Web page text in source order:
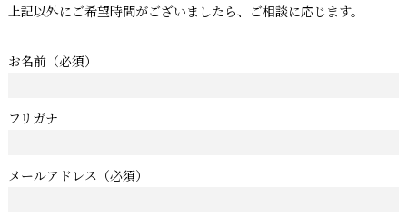
上記以外にご希望時間がございましたら、ご相談に応じます。
お名前（必須）
フリガナ
メールアドレス （必須）